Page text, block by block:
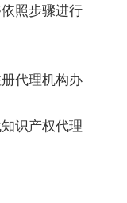
照步骤进行
代理机构办
识产权代理